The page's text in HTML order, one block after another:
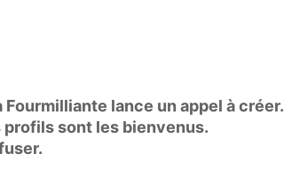
Fourmilliante lance un appel à créer.
sont les bienvenus.